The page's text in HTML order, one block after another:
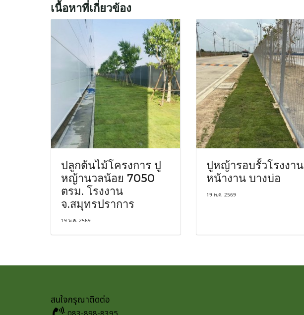
เนื้อหาที่เกี่ยวข้อง
ปลูกต้นไม้โครงการ ปู
หญ้านวลน้อย 7050
ตรม. โรงงาน
จ.สมุทรปราการ
19 พ.ค. 2569
ปูหญ้ารอบรั้วโรงงาน
หน้างาน บางบ่อ
19 พ.ค. 2569
สนใจกรุณาติดต่อ